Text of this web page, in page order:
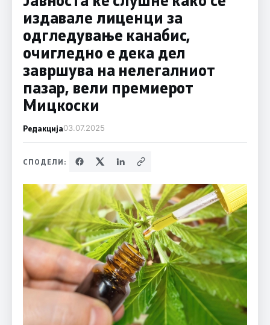
издавале лиценци за
одгледување канабис,
очигледно е дека дел
завршува на нелегалниот
пазар, вели премиерот
Мицкоски
Редакција03.07.2025
СПОДЕЛИ: